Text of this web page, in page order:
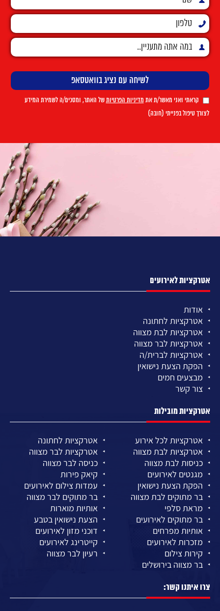
קראתי ואני מאשר/ת את מדיניות הפרטיותשל האתר, ומסכים/ה לשמירת המידע
לצורך טיפול בפנייתי (חובה)
אטרקציות לאירועים
אודות
אטרקציות לחתונה
אטרקציות לבת מצווה
אטרקציות לבר מצווה
אטרקציות לברית/ה
הפקת הצעת נישואין
מבצעים חמים
צור קשר
אטרקציות מובילות
אטרקציות לכל אירוע
אטרקציות לחתונה
אטרקציות לבת מצווה
אטרקציות לבר מצווה
כניסות לבת מצווה
כניסה לבר מצווה
מגנטים לאירועים
קיאק פירות
הפקת הצעת נישואין
עמדות צילום לאירועים
בר מתוקים לבת מצווה
בר מתוקים לבר מצווה
מראת סלפי
אותיות מוארות
בר מתוקים לאירועים
הצעת נישואין בטבע
אותיות מפרחים
דוכני מזון לאירועים
מזכרות לאירועים
קייטרינג לאירועים
קירות צילום
רעיון לבר מצווה
בר מצווה בירושלים
צרו איתנו קשר: